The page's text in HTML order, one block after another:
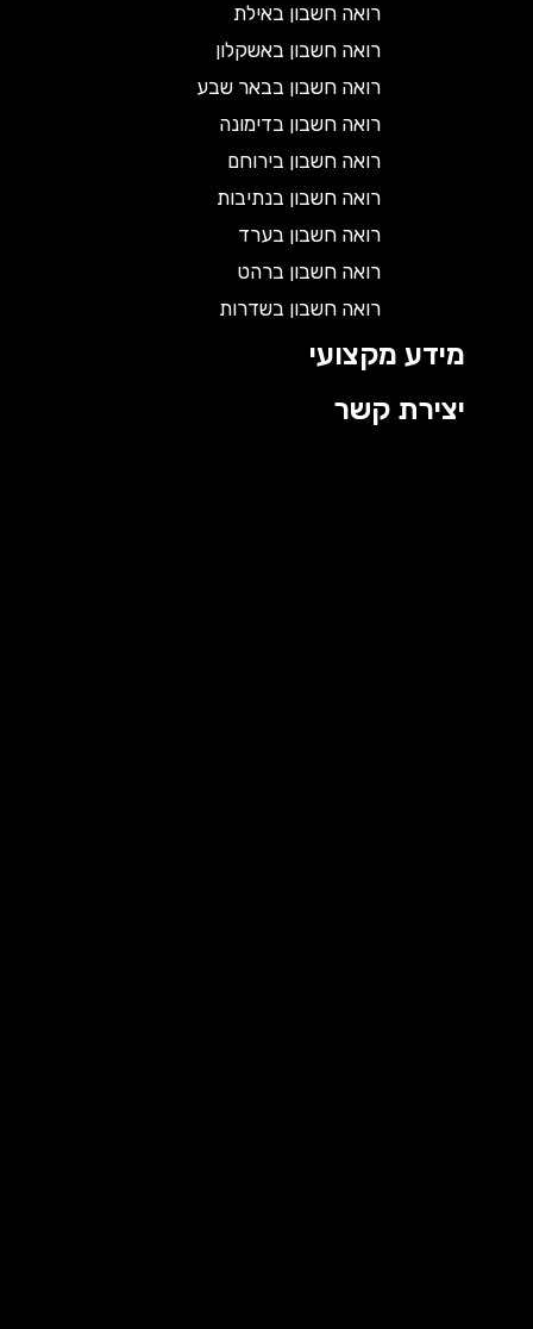
רואה חשבון באילת
רואה חשבון באשקלון
רואה חשבון בבאר שבע
רואה חשבון בדימונה
רואה חשבון בירוחם
רואה חשבון בנתיבות
רואה חשבון בערד
רואה חשבון ברהט
רואה חשבון בשדרות
מידע מקצועי
יצירת קשר